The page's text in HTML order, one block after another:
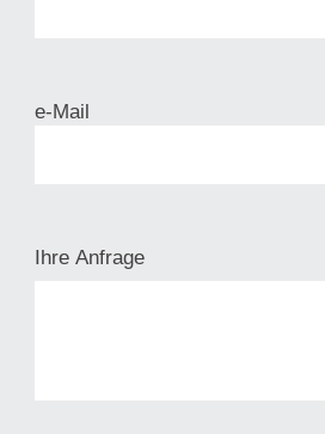
e-Mail
Ihre Anfrage